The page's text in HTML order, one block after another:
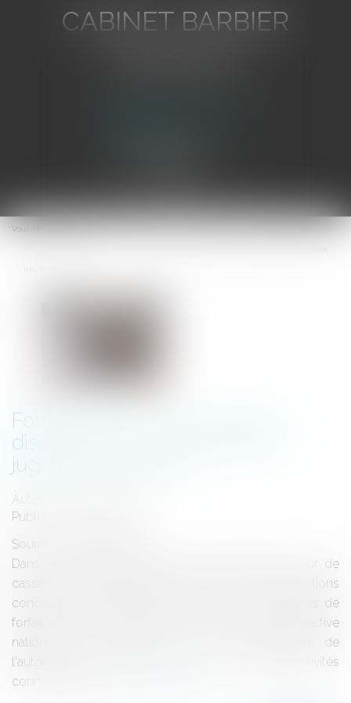
CABINET BARBIER
Ouvrir
le
Vous êtes ici :
Forfait en jours : de nouvelles
dispositions conventionnelles
jugées insuffisantes
Auteur : D'HERBAIS Louis
Publié le :
Source :
Dans un arrêt du 5 juillet 2023 (n°21-23.222) la Cour de
cassation s’est attachée à mettre à néant les dispositions
concernant les modalités de suivi des conventions de
forfait-jours énoncées au sein de la Convention collective
nationale du commerce et de la réparation de
l'automobile, du cycle et du motocycle et des activités
connexes, ainsi qu...